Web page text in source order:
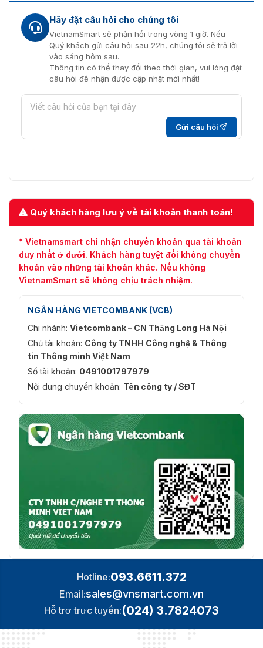
Hãy đặt câu hỏi cho chúng tôi
VietnamSmart sẽ phản hồi trong vòng 1 giờ. Nếu
Quý khách gửi câu hỏi sau 22h, chúng tôi sẽ trả lời
vào sáng hôm sau.
Thông tin có thể thay đổi theo thời gian, vui lòng đặt
câu hỏi để nhận được cập nhật mới nhất!
Gửi câu hỏi
Quý khách hàng lưu ý về tài khoản thanh toán!
* Vietnamsmart chỉ nhận chuyển khoản qua tài khoản
duy nhất ở dưới. Khách hàng tuyệt đối không chuyển
khoản vào những tài khoản khác. Nếu không
VietnamSmart sẽ không chịu trách nhiệm.
NGÂN HÀNG VIETCOMBANK (VCB)
Chi nhánh: Vietcombank – CN Thăng Long Hà Nội
Chủ tài khoản: Công ty TNHH Công nghệ & Thông
tin Thông minh Việt Nam
Số tài khoản: 0491001797979
Nội dung chuyển khoản: Tên công ty / SĐT
Hotline:093.6611.372
Email:sales@vnsmart.com.vn
Hỗ trợ trực tuyến:(024) 3.7824073